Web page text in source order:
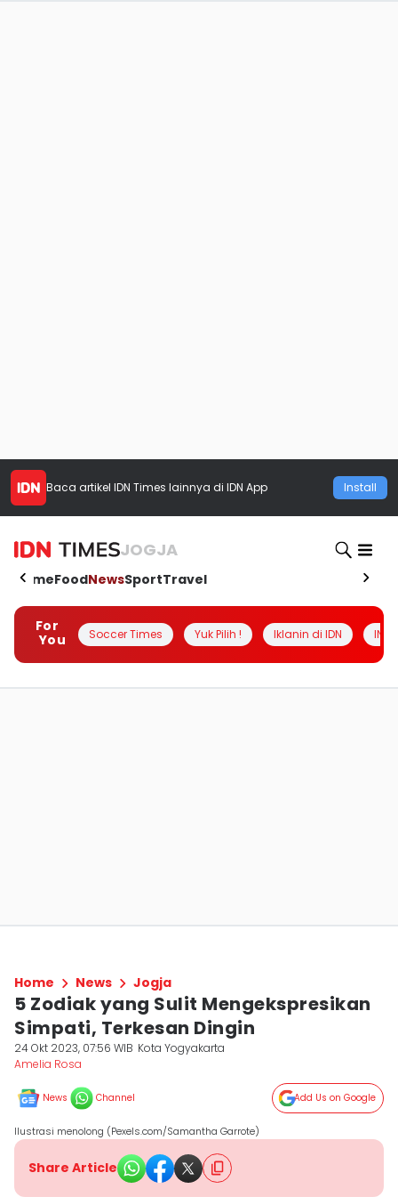
Baca artikel IDN Times lainnya di IDN App Install
JOGJA
HomeFoodNewsSportTravel
For
You
Soccer Times Yuk Pilih ! Iklanin di IDN
Home News Jogja
5 Zodiak yang Sulit Mengekspresikan
Simpati, Terkesan Dingin
24 Okt 2023, 07:56 WIB Kota Yogyakarta
Amelia Rosa
News Channel Add Us on Google
Ilustrasi menolong (Pexels.com/Samantha Garrote)
Share Article